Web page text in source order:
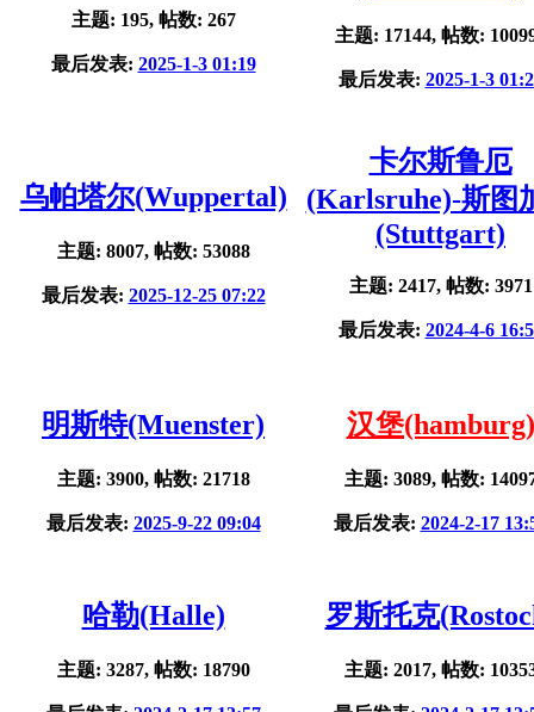
主题: 195, 帖数: 267
最后发表: 2025-1-3 01:19
主题: 17144, 帖数:
最后发表: 2025-1-3
乌帕塔尔(Wuppertal)
主题: 8007, 帖数: 53088
最后发表: 2025-12-25 07:22
卡尔斯鲁厄
(Karlsruhe)-斯图
(Stuttgart)
主题: 2417, 帖数: 3971
最后发表: 2024-4-6
明斯特(Muenster)
主题: 3900, 帖数: 21718
最后发表: 2025-9-22 09:04
汉堡(hamburg)
主题: 3089, 帖数:
最后发表: 2024-2-17
哈勒(Halle)
主题: 3287, 帖数: 18790
罗斯托克
主题: 2017, 帖数: